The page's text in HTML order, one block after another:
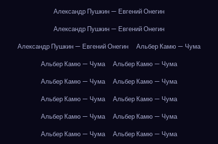
Александр Пушкин — Евгений Онегин
Александр Пушкин — Евгений Онегин
Александр Пушкин — Евгений Онегин
Альбер Камю — Чума
Альбер Камю — Чума
Альбер Камю — Чума
Альбер Камю — Чума
Альбер Камю — Чума
Альбер Камю — Чума
Альбер Камю — Чума
Альбер Камю — Чума
Альбер Камю — Чума
Альбер Камю — Чума
Альбер Камю — Чума